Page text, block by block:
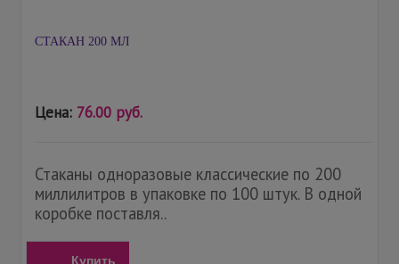
СТАКАН 200 МЛ
Цена: 76.00 руб.
Стаканы одноразовые классические по 200
миллилитров в упаковке по 100 штук. В одной
коробке поставля..
Купить